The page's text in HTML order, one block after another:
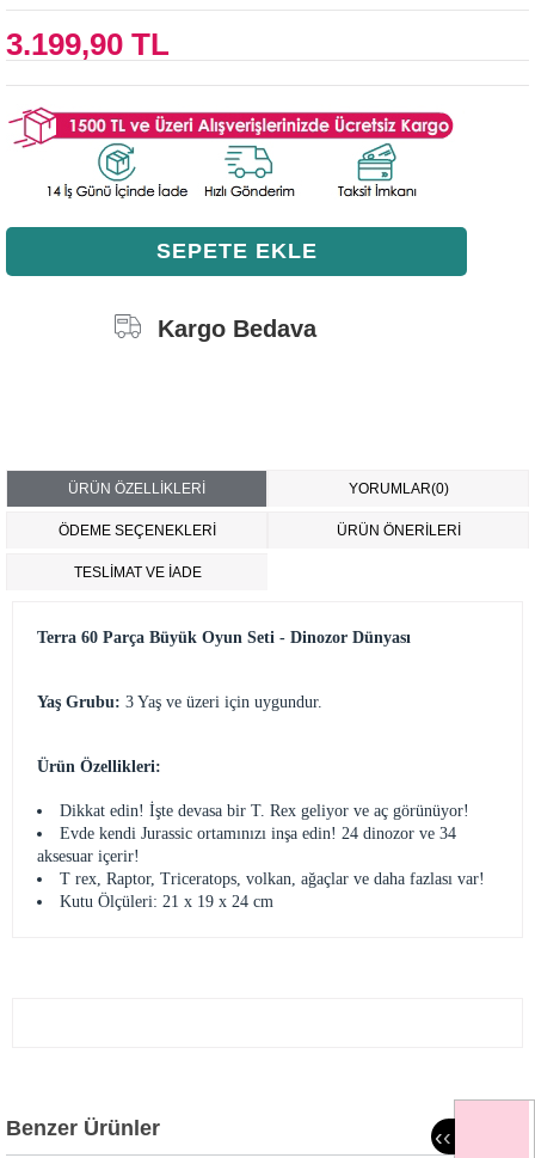
‹‹
3.199,90 TL
Kargo Bedava
ÜRÜN ÖZELLIKLERI YORUMLAR(0)
ÖDEME SEÇENEKLERI ÜRÜN ÖNERILERI
TESLİMAT VE İADE
Terra 60 Parça Büyük Oyun Seti - Dinozor Dünyası
Yaş Grubu: 3 Yaş ve üzeri için uygundur.
Ürün Özellikleri:
Dikkat edin! İşte devasa bir T. Rex geliyor ve aç görünüyor!
Evde kendi Jurassic ortamınızı inşa edin! 24 dinozor ve 34
aksesuar içerir!
T rex, Raptor, Triceratops, volkan, ağaçlar ve daha fazlası var!
Kutu Ölçüleri: 21 x 19 x 24 cm
Benzer Ürünler